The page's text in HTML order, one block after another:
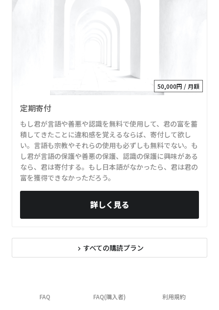
50,000円 / 月額
定期寄付
もし君が言語や善悪や認識を無料で使用して、君の富を蓄
積してきたことに違和感を覚えるならば、寄付して欲し
い。言語も宗教やそれらの使用も必ずしも無料でない。も
し君が言語の保護や善悪の保護、認識の保護に興味がある
なら、君は寄付する。もし日本語がなかったら、君は君の
富を獲得できなかっただろう。
詳しく見る
navigate_next すべての購読プラン
FAQ FAQ(購入者) 利用規約